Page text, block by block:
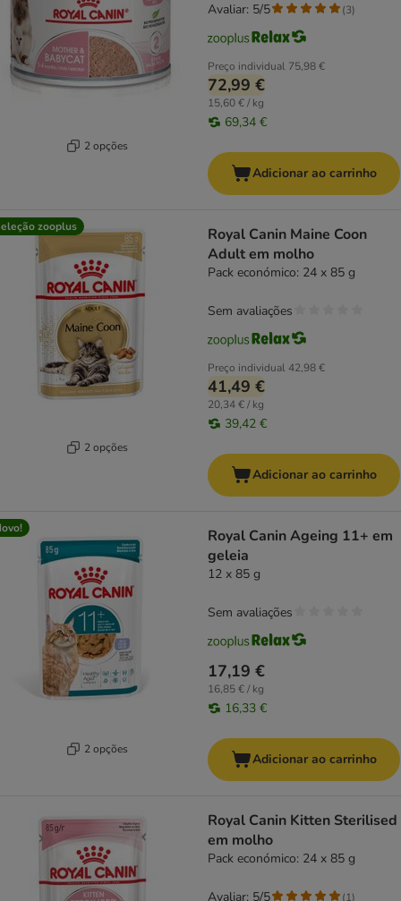
2 opções
Preço individual 75,98 €
72,99 €
15,60 € / kg
69,34 €
Avaliar: 5/5 (3)
Adicionar ao carrinho
zooplus
2 opções
Royal Canin Maine Coon
Adult em molho
Pack económico: 24 x 85 g
Preço individual42,98 €
41,49 €
20,34 € / kg
39,42 €
Sem avaliações
Adicionar ao carrinho
2 opções
Royal Canin Ageing 11+ em
geleia
12 x 85 g
17,19 €
16,85 € / kg
16,33 €
Sem avaliações
Adicionar ao carrinho
Royal Canin Kitten Sterilised
em molho
Pack económico: 24 x 85 g
Avaliar: 5/5 (1)